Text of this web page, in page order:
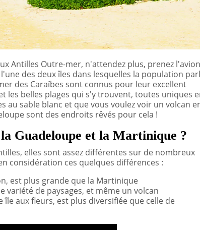
Antilles Outre-mer, n'attendez plus, prenez l'avion
des deux îles dans lesquelles la population
des Caraïbes sont connus pour leur excellent
belles plages qui s'y trouvent, toutes uniques
au sable blanc et que vous voulez voir un volcan
sont des endroits rêvés pour cela !
Guadeloupe et la Martinique ?
elles sont assez différentes sur de nombreux
considération ces quelques différences :
est plus grande que la Martinique
de paysages, et même un volcan
île aux fleurs, est plus diversifiée que celle de